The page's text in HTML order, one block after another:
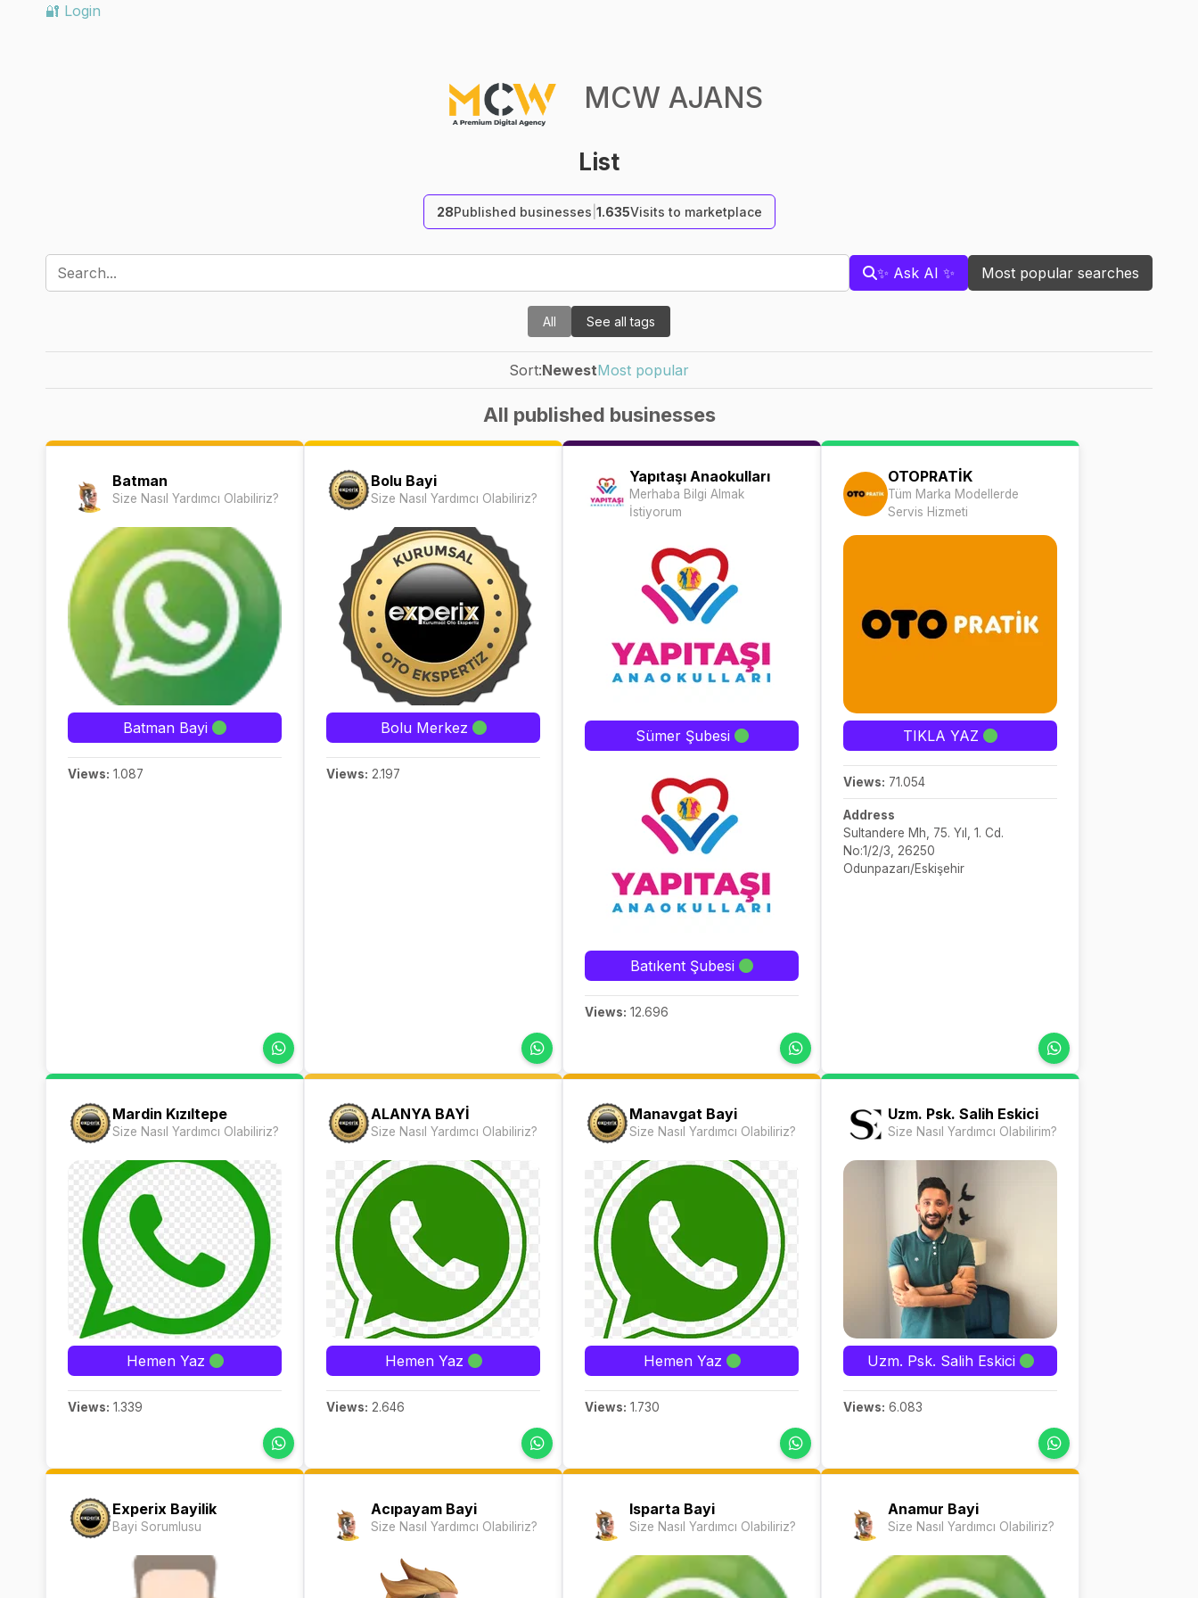
🔐 Login
MCW AJANS
List
28Published businesses 1.635Visits to marketplace
✨ Ask AI ✨ Most popular searches
All See all tags
Sort:NewestMost popular
All published businesses
Batman
Size Nasıl Yardımcı Olabiliriz?
Batman Bayi
Views: 1.087
Bolu Bayi
Size Nasıl Yardımcı Olabiliriz?
Bolu Merkez
Views: 2.197
Yapıtaşı Anaokulları
Merhaba Bilgi Almak
İstiyorum
Sümer Şubesi
Batıkent Şubesi
Views: 12.696
OTOPRATİK
Tüm Marka Modellerde
Servis Hizmeti
TIKLA YAZ
Views: 71.054
Address
Sultandere Mh, 75. Yıl, 1. Cd.
No:1/2/3, 26250
Odunpazarı/Eskişehir
Mardin Kızıltepe
Size Nasıl Yardımcı Olabiliriz?
Hemen Yaz
Views: 1.339
ALANYA BAYİ
Size Nasıl Yardımcı Olabiliriz?
Hemen Yaz
Views: 2.646
Manavgat Bayi
Size Nasıl Yardımcı Olabiliriz?
Hemen Yaz
Views: 1.730
Uzm. Psk. Salih Eskici
Size Nasıl Yardımcı Olabilirim?
Uzm. Psk. Salih Eskici
Views: 6.083
Experix Bayilik
Bayi Sorumlusu
Acıpayam Bayi
Size Nasıl Yardımcı Olabiliriz?
Isparta Bayi
Size Nasıl Yardımcı Olabiliriz?
Anamur Bayi
Size Nasıl Yardımcı Olabiliriz?